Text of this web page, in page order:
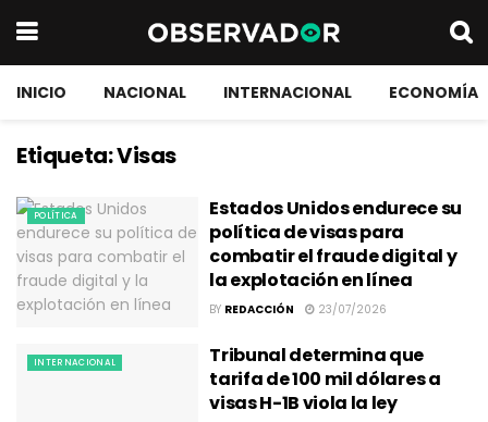
INICIO NACIONAL INTERNACIONAL ECONOMÍA
Etiqueta:Visas
POLÍTICA
Estados Unidos endurece su
política de visas para
combatir el fraude digital y
la explotación en línea
BY REDACCIÓN 23/07/2026
INTERNACIONAL
Tribunal determina que
tarifa de 100 mil dólares a
visas H-1B viola la ley